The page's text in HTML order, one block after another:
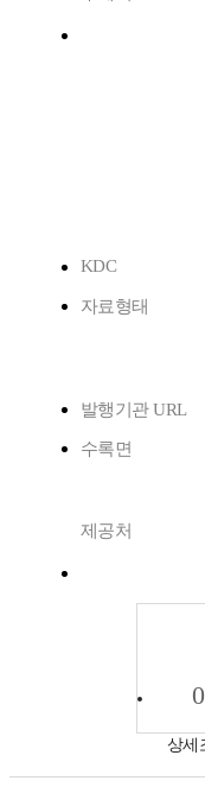
KDC
자료형태
발행기관 URL
수록면
제공처
0
상세